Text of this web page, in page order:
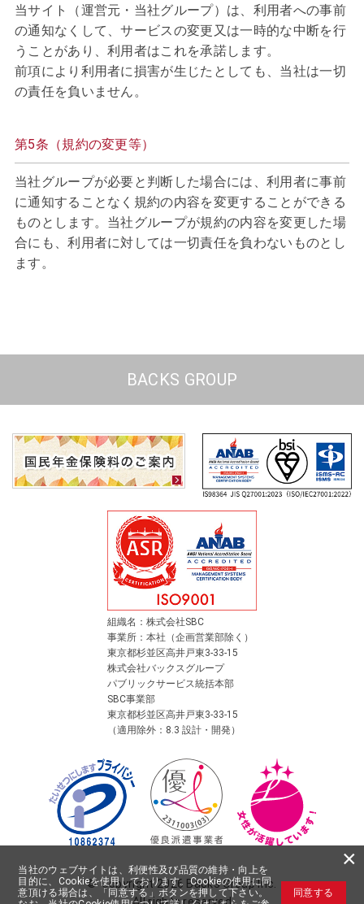
当サイト（運営元・当社グループ）は、利用者への事前
の通知なくして、サービスの変更又は一時的な中断を行
うことがあり、利用者はこれを承諾します。
前項により利用者に損害が生じたとしても、当社は一切
の責任を負いません。
第5条（規約の変更等）
当社グループが必要と判断した場合には、利用者に事前
に通知することなく規約の内容を変更することができる
ものとします。当社グループが規約の内容を変更した場
合にも、利用者に対しては一切責任を負わないものとし
ます。
BACKS GROUP
組織名：株式会社SBC
事業所：本社（企画営業部除く）
東京都杉並区高井戸東3-33-15
株式会社バックスグループ
パブリックサービス統括本部
SBC事業部
東京都杉並区高井戸東3-33-15
（適用除外：8.3 設計・開発）
© Copyright2026 Backs Group Inc.
×
当社のウェブサイトは、利便性及び品質の維持・向上を
目的に、Cookieを使用しております。Cookieの使用に同
意頂ける場合は、「同意する」ボタンを押して下さい。
同意する